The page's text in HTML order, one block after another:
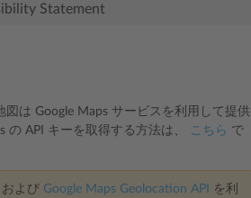
Statement
は Google Maps サービスを利用して提供
の API キーを取得する方法は、
こちら で
および Google Maps Geolocation API
を利